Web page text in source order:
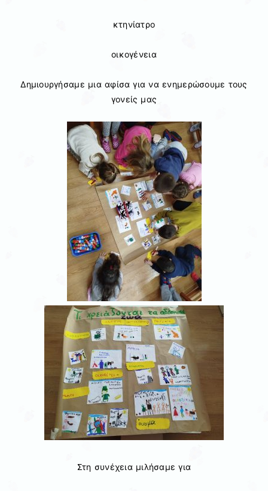
κτηνίατρο
οικογένεια
Δημιουργήσαμε μια αφίσα για να ενημερώσουμε τους
γονείς μας
Στη συνέχεια μιλήσαμε για